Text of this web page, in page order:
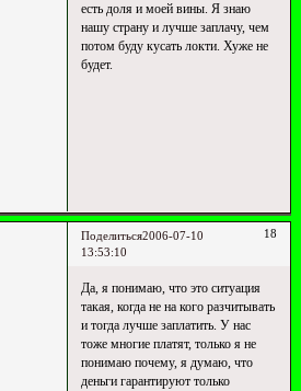
есть доля и моей вины. Я знаю
нашу страну и лучше заплачу, чем
потом буду кусать локти. Хуже не
будет.
Поделиться 18
2006-07-10
13:53:10
Да, я понимаю, что это ситуация
такая, когда не на кого разчитывать
и тогда лучше заплатить. У нас
тоже многие платят, только я не
понимаю почему, я думаю, что
деньги гарантируют только